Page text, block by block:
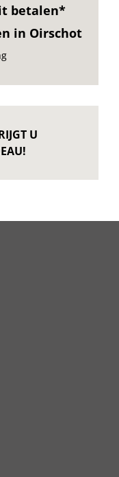
betalen*
in Oirschot
U